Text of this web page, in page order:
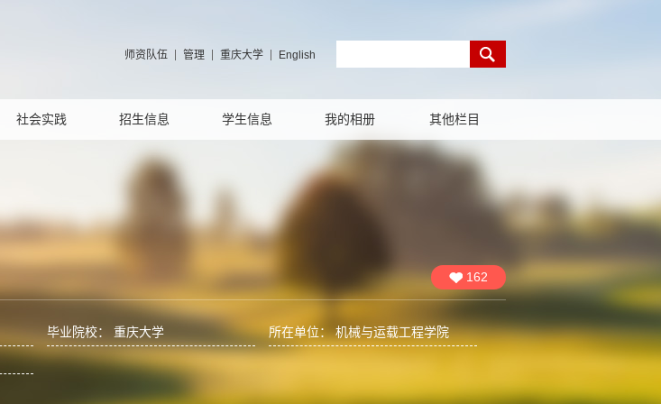
师资队伍 管理 重庆大学 English
社会实践 招生信息 学生信息 我的相册 其他栏目
162
毕业院校： 重庆大学
所在单位： 机械与运载工程学院